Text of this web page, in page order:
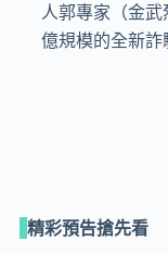
人郭專家（金
億規模的全新
精彩預告搶先看